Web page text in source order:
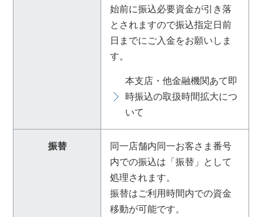
始前に振込必要資金が引き落
とされますので振込指定日前
日までにご入金をお願いしま
す。
本支店・他金融機関あて即
時振込の取扱時間拡大につ
いて
振替
同一店舗内同一お客さま番号
内での振込は「振替」として
処理されます。
振替はご利用時間内での資金
移動が可能です。